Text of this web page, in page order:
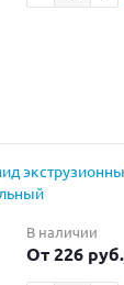
В наличии
От 226 руб.